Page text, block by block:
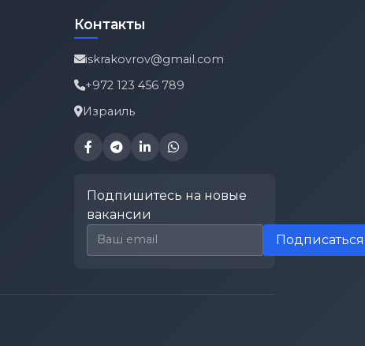
Контакты
iskrakovrov@gmail.com
+972 123 456 789
Израиль
Подпишитесь на новые
вакансии
Email для подписки
Подписаться